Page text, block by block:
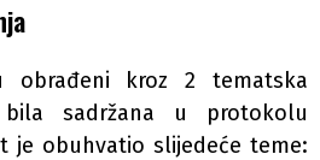
obrađeni kroz 2 tematska
sadržana u protokolu
je obuhvatio slijedeće teme: